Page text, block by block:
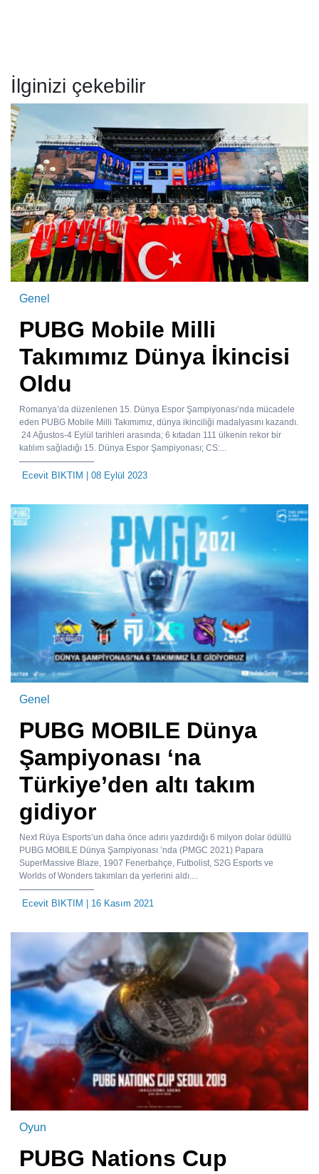
İlginizi çekebilir
Genel
PUBG Mobile Milli
Takımımız Dünya İkincisi
Oldu
Romanya’da düzenlenen 15. Dünya Espor Şampiyonası’nda mücadele
eden PUBG Mobile Milli Takımımız, dünya ikinciliği madalyasını kazandı.
24 Ağustos-4 Eylül tarihleri arasında; 6 kıtadan 111 ülkenin rekor bir
katılım sağladığı 15. Dünya Espor Şampiyonası; CS:...
Ecevit BIKTIM | 08 Eylül 2023
Genel
PUBG MOBILE Dünya
Şampiyonası ‘na
Türkiye’den altı takım
gidiyor
Next Rüya Esports’un daha önce adını yazdırdığı 6 milyon dolar ödüllü
PUBG MOBILE Dünya Şampiyonası ’nda (PMGC 2021) Papara
SuperMassive Blaze, 1907 Fenerbahçe, Futbolist, S2G Esports ve
Worlds of Wonders takımları da yerlerini aldı....
Ecevit BIKTIM | 16 Kasım 2021
Oyun
PUBG Nations Cup